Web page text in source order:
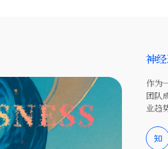
神
作为
团队
业趋